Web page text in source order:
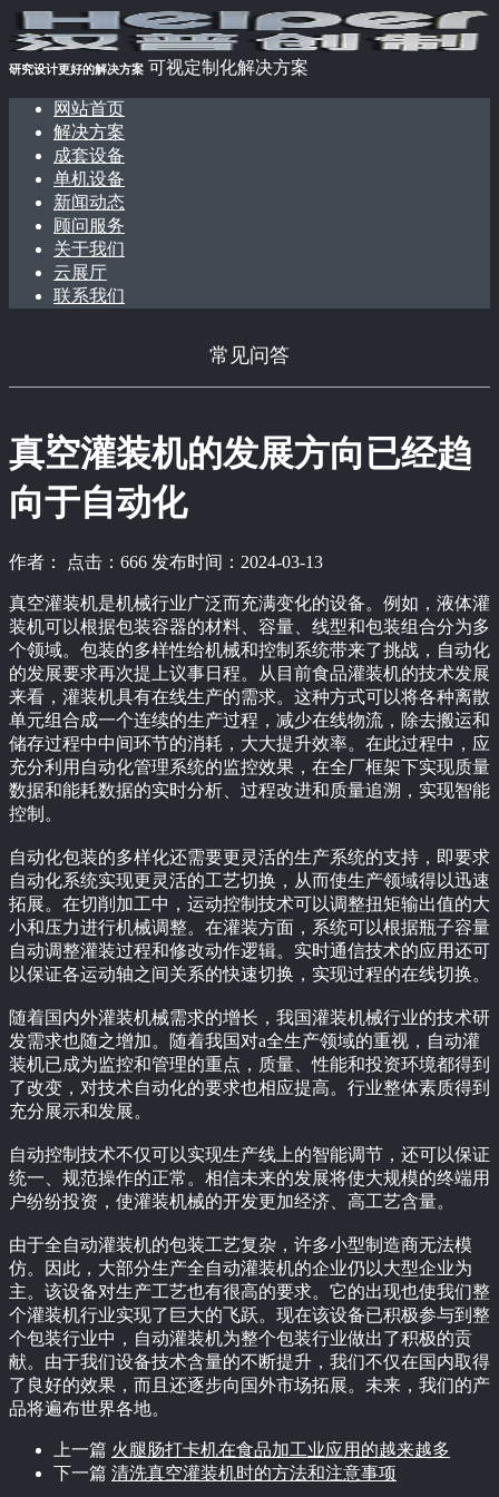
研究设计更好的解决方案 可视定制化解决方案
网站首页
解决方案
成套设备
单机设备
新闻动态
顾问服务
关于我们
云展厅
联系我们
常见问答
真空灌装机的发展方向已经趋
向于自动化
作者： 点击：666 发布时间：2024-03-13
真空灌装机是机械行业广泛而充满变化的设备。例如，液体灌
装机可以根据包装容器的材料、容量、线型和包装组合分为多
个领域。包装的多样性给机械和控制系统带来了挑战，自动化
的发展要求再次提上议事日程。从目前食品灌装机的技术发展
来看，灌装机具有在线生产的需求。这种方式可以将各种离散
单元组合成一个连续的生产过程，减少在线物流，除去搬运和
储存过程中中间环节的消耗，大大提升效率。在此过程中，应
充分利用自动化管理系统的监控效果，在全厂框架下实现质量
数据和能耗数据的实时分析、过程改进和质量追溯，实现智能
控制。
自动化包装的多样化还需要更灵活的生产系统的支持，即要求
自动化系统实现更灵活的工艺切换，从而使生产领域得以迅速
拓展。在切削加工中，运动控制技术可以调整扭矩输出值的大
小和压力进行机械调整。在灌装方面，系统可以根据瓶子容量
自动调整灌装过程和修改动作逻辑。实时通信技术的应用还可
以保证各运动轴之间关系的快速切换，实现过程的在线切换。
随着国内外灌装机械需求的增长，我国灌装机械行业的技术研
发需求也随之增加。随着我国对a全生产领域的重视，自动灌
装机已成为监控和管理的重点，质量、性能和投资环境都得到
了改变，对技术自动化的要求也相应提高。行业整体素质得到
充分展示和发展。
自动控制技术不仅可以实现生产线上的智能调节，还可以保证
统一、规范操作的正常。相信未来的发展将使大规模的终端用
户纷纷投资，使灌装机械的开发更加经济、高工艺含量。
由于全自动灌装机的包装工艺复杂，许多小型制造商无法模
仿。因此，大部分生产全自动灌装机的企业仍以大型企业为
主。该设备对生产工艺也有很高的要求。它的出现也使我们整
个灌装机行业实现了巨大的飞跃。现在该设备已积极参与到整
个包装行业中，自动灌装机为整个包装行业做出了积极的贡
献。由于我们设备技术含量的不断提升，我们不仅在国内取得
了良好的效果，而且还逐步向国外市场拓展。未来，我们的产
品将遍布世界各地。
上一篇 火腿肠打卡机在食品加工业应用的越来越多
下一篇 清洗真空灌装机时的方法和注意事项